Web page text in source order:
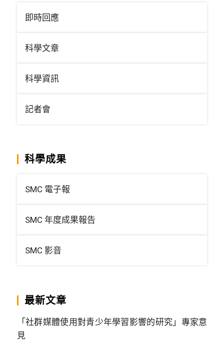
即時回應
科學文章
科學資訊
記者會
科學成果
SMC 電子報
SMC 年度成果報告
SMC 影音
最新文章
「社群媒體使用對青少年學習影響的研究」專家意
見